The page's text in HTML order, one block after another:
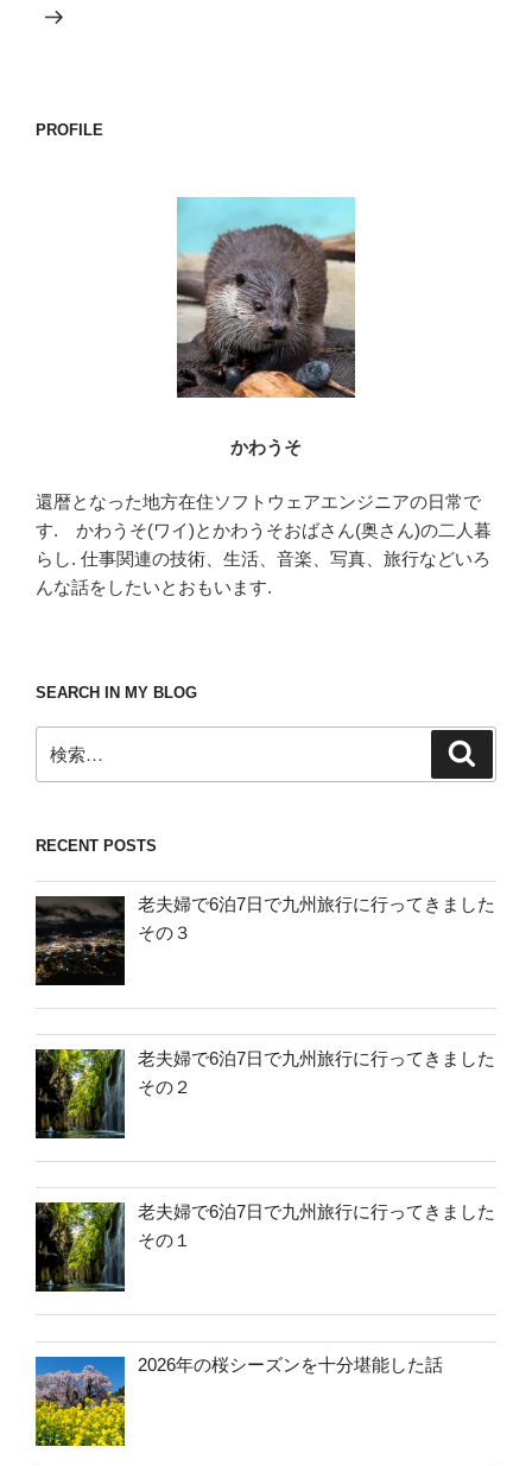
シ
PROFILE
かわうそ
還暦となった地方在住ソフトウェアエンジニアの日常で
す. かわうそ(ワイ)とかわうそおばさん(奥さん)の二人暮
らし. 仕事関連の技術、生活、音楽、写真、旅行などいろ
んな話をしたいとおもいます.
SEARCH IN MY BLOG
索:
RECENT POSTS
老夫婦で6泊7日で九州旅行に行ってきました
その３
老夫婦で6泊7日で九州旅行に行ってきました
その２
老夫婦で6泊7日で九州旅行に行ってきました
その１
2026年の桜シーズンを十分堪能した話